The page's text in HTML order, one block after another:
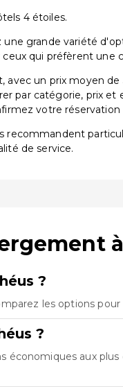
4 étoiles.
grande variété
qui préfèrent une
un prix moyen
par catégorie, prix
votre réservation
recommandent
de service.
?
les options
?
aux